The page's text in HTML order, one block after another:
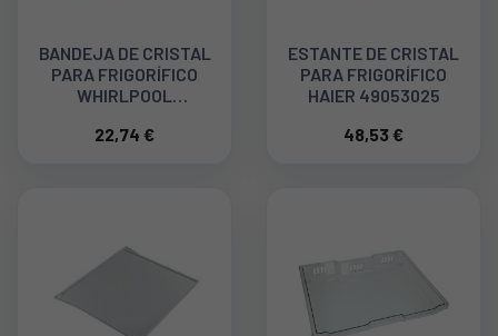
BANDEJA DE CRISTAL
PARA FRIGORÍFICO
WHIRLPOOL
22,74 €
ESTANTE DE CRISTAL
PARA FRIGORÍFICO
HAIER 49053025
48,53 €